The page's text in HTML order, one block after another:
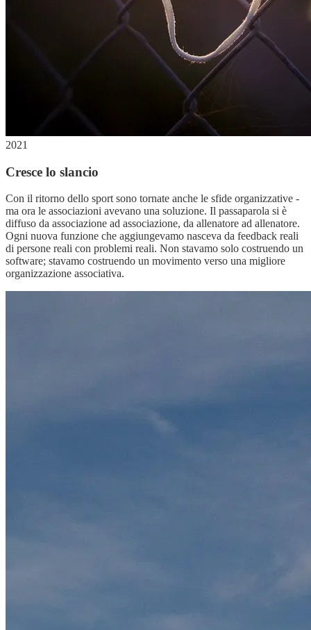
2021
Cresce lo slancio
Con il ritorno dello sport sono tornate anche le sfide organizzative -
ma ora le associazioni avevano una soluzione. Il passaparola si è
diffuso da associazione ad associazione, da allenatore ad allenatore.
Ogni nuova funzione che aggiungevamo nasceva da feedback reali
di persone reali con problemi reali. Non stavamo solo costruendo un
software; stavamo costruendo un movimento verso una migliore
organizzazione associativa.